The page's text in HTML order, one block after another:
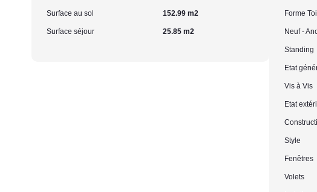
Surface au sol 152.99 m2
Surface séjour 25.85 m2
Forme
Neuf -
Standing
Etat
Vis à Vis
Etat
Style
Fenêtres
Volets